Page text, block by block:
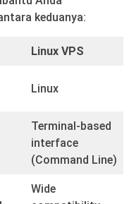
keduanya:
Linux VPS
Linux
Terminal-based
interface
(Command Line)
Wide